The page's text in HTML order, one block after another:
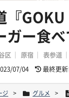
『
ガー食べ
区 原宿 表参道
07/04
最終更
ジ グルメ